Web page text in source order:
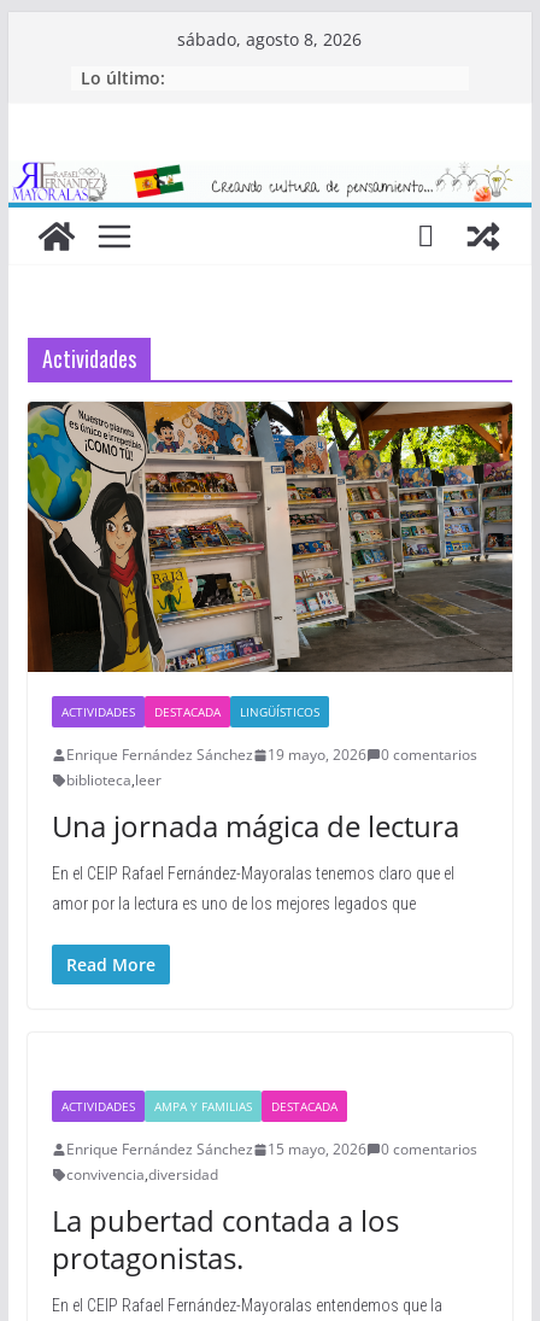
sábado, agosto 8, 2026
Lo último:
Actividades
ACTIVIDADES DESTACADA LINGÜÍSTICOS
Enrique Fernández Sánchez 19 mayo, 2026
0 comentarios
biblioteca,leer
Una jornada mágica de lectura
En el CEIP Rafael Fernández-Mayoralas tenemos claro que el
amor por la lectura es uno de los mejores legados que
Read More
ACTIVIDADES AMPA Y FAMILIAS DESTACADA
Enrique Fernández Sánchez 15 mayo, 2026
0 comentarios
convivencia,diversidad
La pubertad contada a los
protagonistas.
En el CEIP Rafael Fernández-Mayoralas entendemos que la